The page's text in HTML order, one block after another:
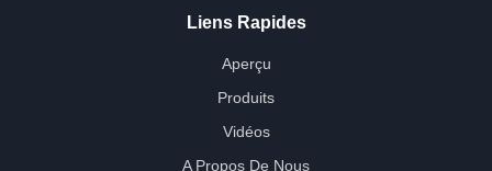
Liens Rapides
Aperçu
Produits
Vidéos
A Propos De Nous